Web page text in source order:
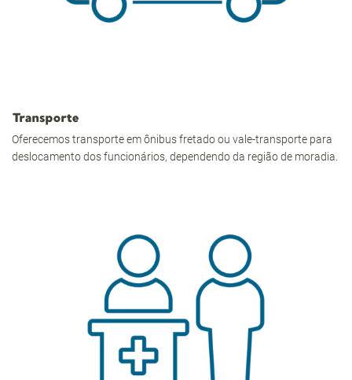
Transporte
Oferecemos transporte em ônibus fretado ou vale-transporte para
deslocamento dos funcionários, dependendo da região de moradia.